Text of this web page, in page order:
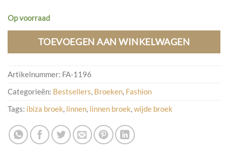
Op voorraad
TOEVOEGEN AAN WINKELWAGEN
Artikelnummer: FA-1196
Categorieën: Bestsellers, Broeken, Fashion
Tags: ibiza broek, linnen, linnen broek,wijde broek